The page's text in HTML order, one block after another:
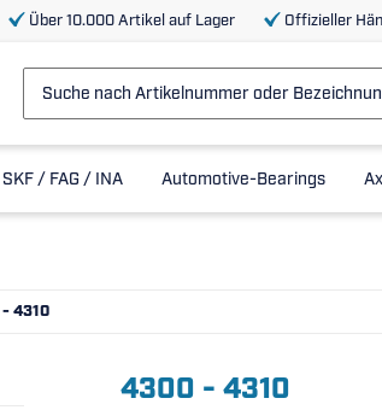
Über 10.000 Artikel auf Lager Offizieller
/ FAG / INA Automotive-Bearings
4310
4300 - 4310